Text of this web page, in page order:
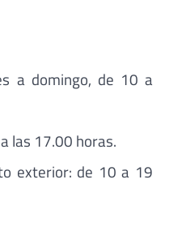
a domingo, de 10 a
las 17.00 horas.
exterior: de 10 a 19